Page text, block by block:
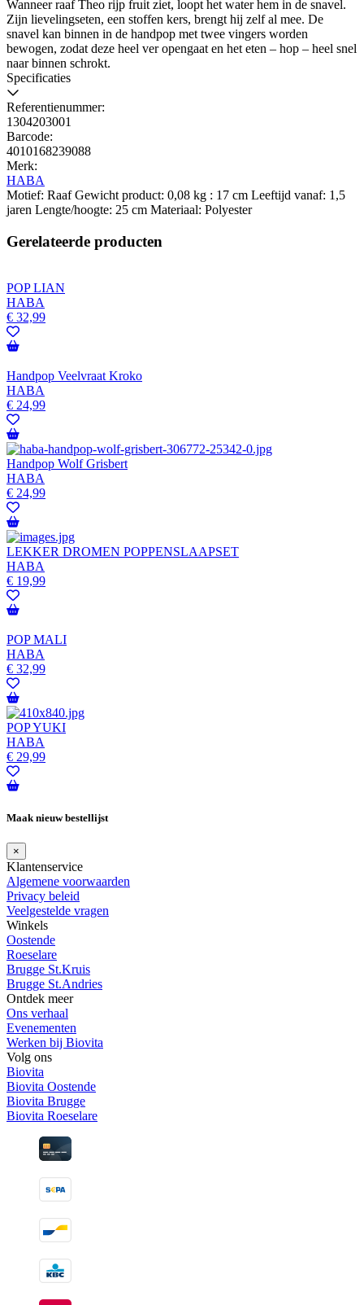
Wanneer raaf Theo rijp fruit ziet, loopt het water hem in de snavel.
Zijn lievelingseten, een stoffen kers, brengt hij zelf al mee. De
snavel kan binnen in de handpop met twee vingers worden
bewogen, zodat deze heel ver opengaat en het eten – hop – heel snel
naar binnen schrokt.
Specificaties
Referentienummer:
1304203001
Barcode:
4010168239088
Merk:
HABA
Motief: Raaf Gewicht product: 0,08 kg : 17 cm Leeftijd vanaf: 1,5
jaren Lengte/hoogte: 25 cm Materiaal: Polyester
Gerelateerde producten
POP LIAN
HABA
€ 32,99
Handpop Veelvraat Kroko
HABA
€ 24,99
Handpop Wolf Grisbert
HABA
€ 24,99
LEKKER DROMEN POPPENSLAAPSET
HABA
€ 19,99
POP MALI
HABA
€ 32,99
POP YUKI
HABA
€ 29,99
Maak nieuw bestellijst
×
Klantenservice
Algemene voorwaarden
Privacy beleid
Veelgestelde vragen
Winkels
Oostende
Roeselare
Brugge St.Kruis
Brugge St.Andries
Ontdek meer
Ons verhaal
Evenementen
Werken bij Biovita
Volg ons
Biovita
Biovita Oostende
Biovita Brugge
Biovita Roeselare